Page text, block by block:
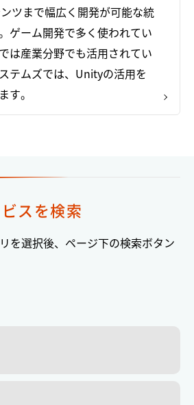
ツまで幅広く開発が可能な統
ゲーム開発で多く使われてい
は産業分野でも活用されてい
テムズでは、Unityの活用を
す。
スを検索
を選択後、ページ下の検索ボタン